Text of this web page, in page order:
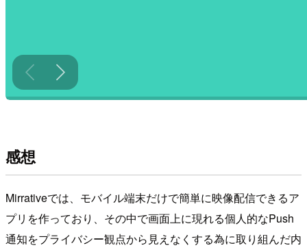
感想
Mirrativeでは、モバイル端末だけで簡単に映像配信できるア
プリを作っており、その中で画面上に現れる個人的なPush
通知をプライバシー観点から見えなくする為に取り組んだ内